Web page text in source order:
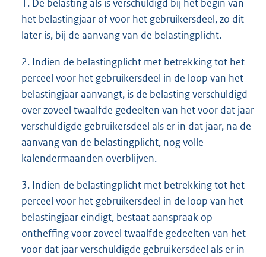
1. De belasting als is verschuldigd bij het begin van
het belastingjaar of voor het gebruikersdeel, zo dit
later is, bij de aanvang van de belastingplicht.
2. Indien de belastingplicht met betrekking tot het
perceel voor het gebruikersdeel in de loop van het
belastingjaar aanvangt, is de belasting verschuldigd
over zoveel twaalfde gedeelten van het voor dat jaar
verschuldigde gebruikersdeel als er in dat jaar, na de
aanvang van de belastingplicht, nog volle
kalendermaanden overblijven.
3. Indien de belastingplicht met betrekking tot het
perceel voor het gebruikersdeel in de loop van het
belastingjaar eindigt, bestaat aanspraak op
ontheffing voor zoveel twaalfde gedeelten van het
voor dat jaar verschuldigde gebruikersdeel als er in